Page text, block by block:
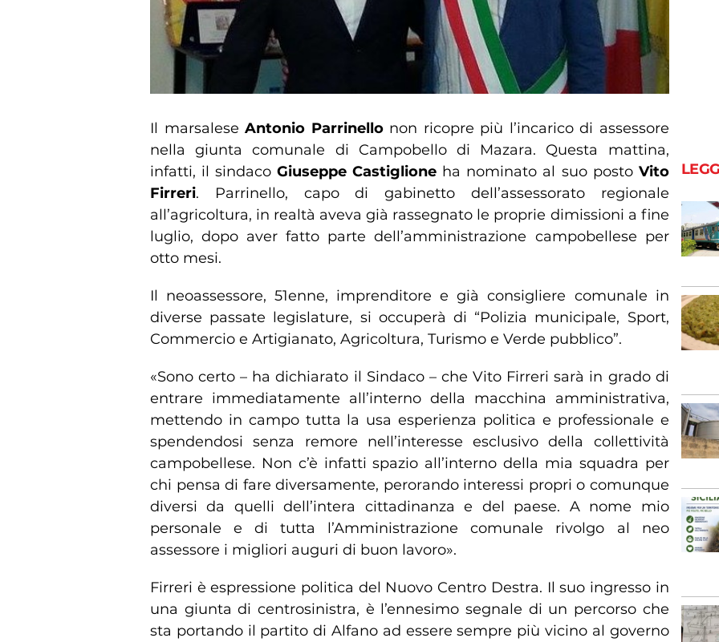
Il marsaleseAntonio Parrinellonon ricopre più l’incarico di assessore
nella giunta comunale di Campobello di Mazara. Questa mattina,
infatti, il sindacoGiuseppe Castiglione ha nominato al suo posto Vito
Firreri. Parrinello, capo di gabinetto dell’assessorato regionale
all’agricoltura, in realtà aveva già rassegnato le proprie dimissioni a fine
luglio, dopo aver fatto parte dell’amministrazione campobellese per
otto mesi.
Il neoassessore, 51enne, imprenditore e già consigliere comunale in
diverse passate legislature, si occuperà di “Polizia municipale, Sport,
Commercio e Artigianato, Agricoltura, Turismo e Verde pubblico”.
«Sono certo – ha dichiarato il Sindaco – che Vito Firreri sarà in grado di
entrare immediatamente all’interno della macchina amministrativa,
mettendo in campo tutta la usa esperienza politica e professionale e
spendendosi senza remore nell’interesse esclusivo della collettività
campobellese. Non c’è infatti spazio all’interno della mia squadra per
chi pensa di fare diversamente, perorando interessi propri o comunque
diversi da quelli dell’intera cittadinanza e del paese. A nome mio
personale e di tutta l’Amministrazione comunale rivolgo al neo
assessore i migliori auguri di buon lavoro».
Firreri è espressione politica del Nuovo Centro Destra. Il suo ingresso in
una giunta di centrosinistra, è l’ennesimo segnale di un percorso che
sta portando il partito di Alfano ad essere sempre più vicino al governo